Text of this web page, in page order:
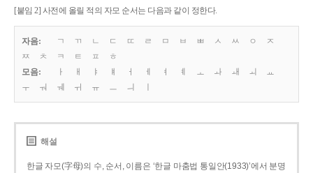
[붙임 2] 사전에 올릴 적의 자모 순서는 다음과 같이 정한다.
자음: ㄱ ㄲ ㄴ ㄷ ㄸ ㄹ ㅁ ㅂ ㅃ ㅅ ㅆ ㅇ
ㅈ
ㅉ
ㅊ ㅋ ㅌ ㅍ
ㅎ
모음:
ㅏ ㅐ ㅑ ㅒ ㅓ ㅔ ㅕ ㅖ ㅗ ㅘ ㅙ ㅚ
ㅛ
ㅜ
ㅝ ㅞ ㅟ ㅠ ㅡ ㅢ
해설
한글 자모(字母)의 수, 순서, 이름은 ‘한글 마춤법 통일안(1933)’에서 분명